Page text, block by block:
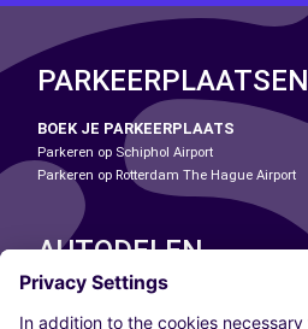
PARKEERPLAATSEN
BOEK JE PARKEERPLAATS
Parkeren op Schiphol Airport
Parkeren op Rotterdam The Hague Airport
AUTODELEN
ONZE STEDEN
Paris